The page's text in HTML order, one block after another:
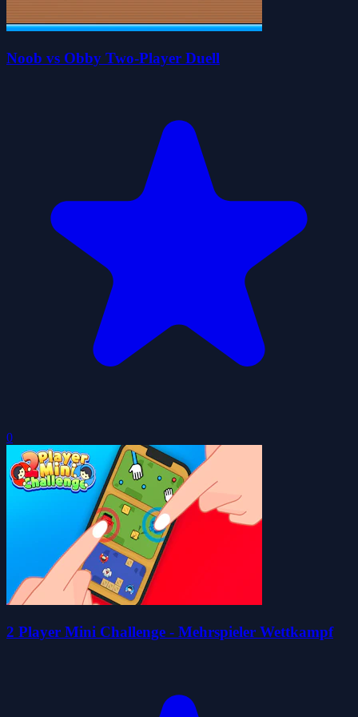
Noob vs Obby Two-Player Duell
0
2 Player Mini Challenge - Mehrspieler Wettkampf